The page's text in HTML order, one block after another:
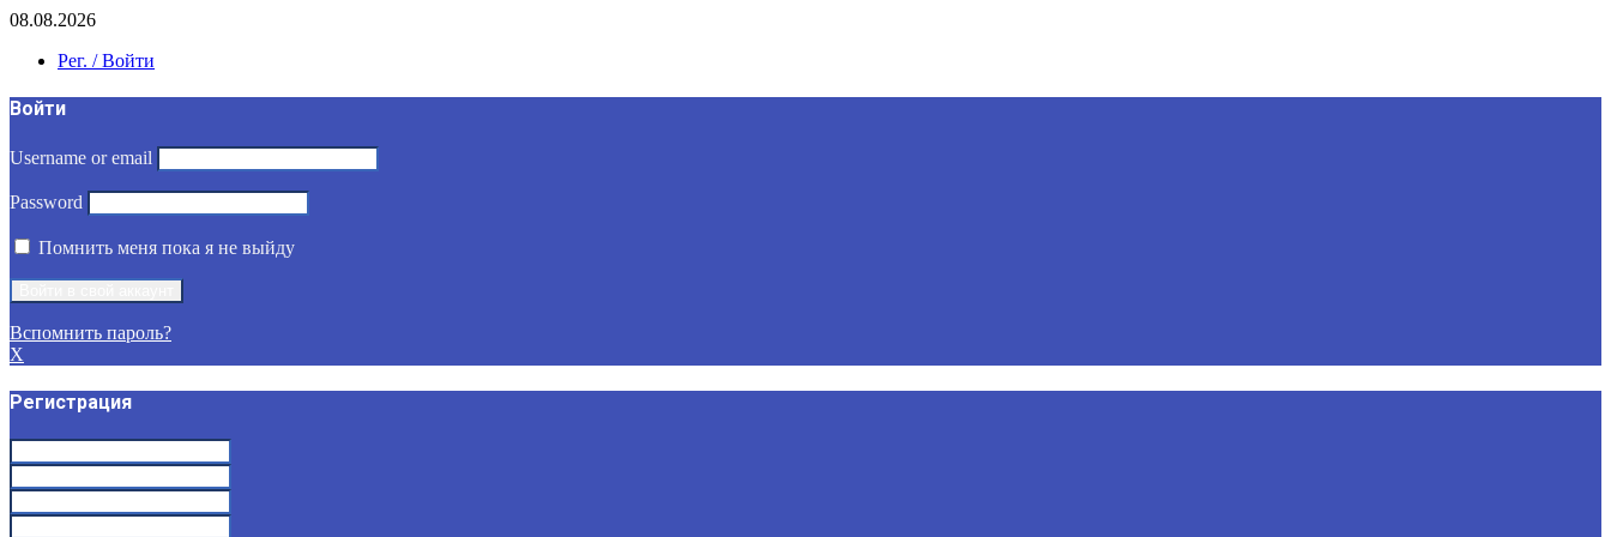
08.08.2026
Рег. / Войти
Войти
Username or email
Password
Помнить меня пока я не выйду
Вспомнить пароль?
X
Регистрация